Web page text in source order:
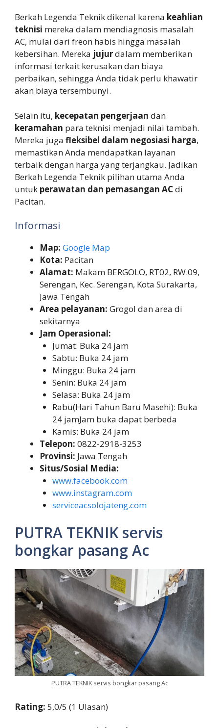
Berkah Legenda Teknik dikenal karena keahlian
teknisi mereka dalam mendiagnosis masalah
AC, mulai dari freon habis hingga masalah
kebersihan. Mereka jujurdalam memberikan
informasi terkait kerusakan dan biaya
perbaikan, sehingga Anda tidak perlu khawatir
akan biaya tersembunyi.
Selain itu, kecepatan pengerjaan dan
keramahan para teknisi menjadi nilai tambah.
Mereka juga fleksibel dalam negosiasi harga,
memastikan Anda mendapatkan layanan
terbaik dengan harga yang terjangkau. Jadikan
Berkah Legenda Teknik pilihan utama Anda
untuk perawatan dan pemasangan ACdi
Pacitan.
Informasi
Map: Google Map
Kota: Pacitan
Alamat: Makam BERGOLO, RT02, RW.09,
Serengan, Kec. Serengan, Kota Surakarta,
Jawa Tengah
Area pelayanan: Grogol dan area di
sekitarnya
Jam Operasional:
Jumat: Buka 24 jam
Sabtu: Buka 24 jam
Minggu: Buka 24 jam
Senin: Buka 24 jam
Selasa: Buka 24 jam
Rabu(Hari Tahun Baru Masehi): Buka
24 jamJam buka dapat berbeda
Kamis: Buka 24 jam
Telepon: 0822-2918-3253
Provinsi: Jawa Tengah
Situs/Sosial Media:
www.facebook.com
www.instagram.com
serviceacsolojateng.com
PUTRA TEKNIK servis
bongkar pasang Ac
PUTRA TEKNIK servis bongkar pasang Ac
Rating: 5,0/5 (1 Ulasan)